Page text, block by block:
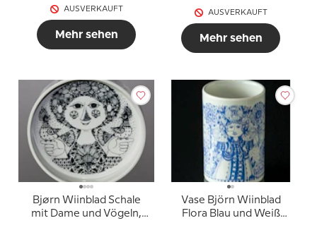
AUSVERKAUFT
Mehr sehen
AUSVERKAUFT
Mehr sehen
Bjørn Wiinblad Schale
mit Dame und Vögeln,
Vase Björn Wiinblad
Flora Blau und Weiß